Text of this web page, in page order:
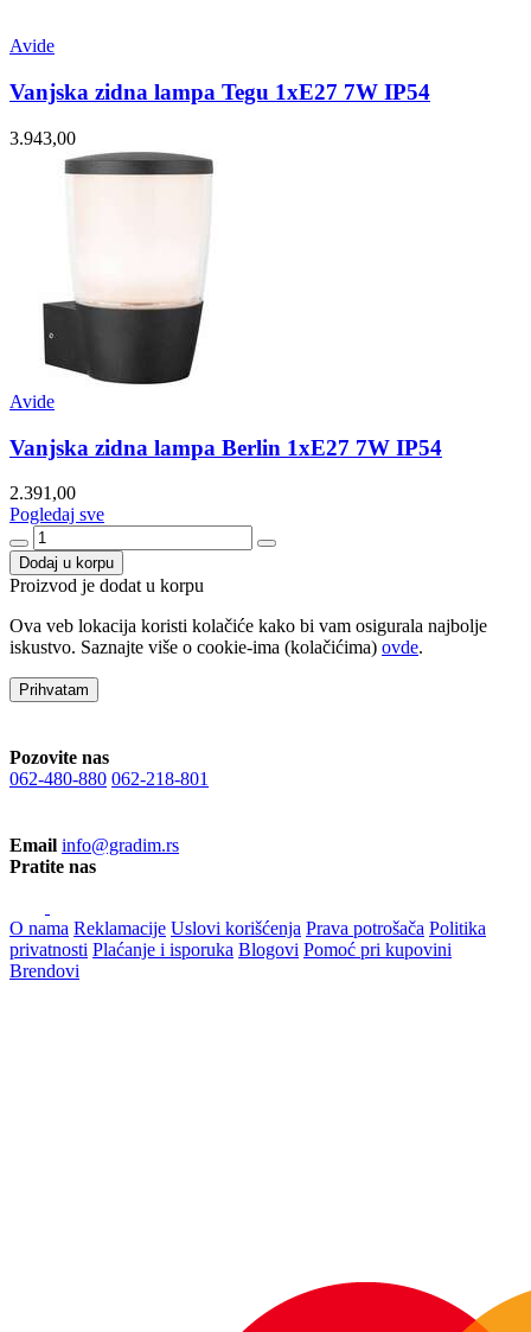
Avide
Vanjska zidna lampa Tegu 1xE27 7W IP54
3.943,00
Avide
Vanjska zidna lampa Berlin 1xE27 7W IP54
2.391,00
Pogledaj sve
Dodaj u korpu
Proizvod je dodat u korpu
Ova veb lokacija koristi kolačiće kako bi vam osigurala najbolje
iskustvo. Saznajte više o cookie-ima (kolačićima) ovde.
Prihvatam
Pozovite nas
062-480-880 062-218-801
Email info@gradim.rs
Pratite nas
O nama Reklamacije Uslovi korišćenja Prava potrošača Politika
privatnosti Plaćanje i isporuka Blogovi Pomoć pri kupovini
Brendovi